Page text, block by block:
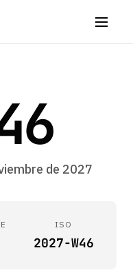
de 2027
ISO
2027-W46